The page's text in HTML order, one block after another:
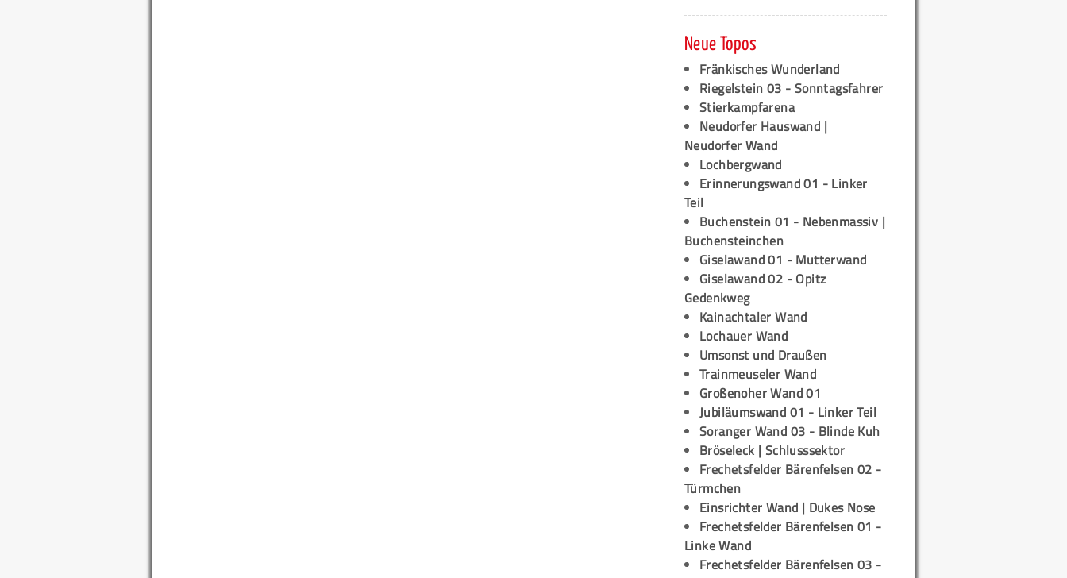
Neue Topos
Fränkisches Wunderland
Riegelstein 03 - Sonntagsfahrer
Stierkampfarena
Neudorfer Hauswand |
Neudorfer Wand
Lochbergwand
Erinnerungswand 01 - Linker
Teil
Buchenstein 01 - Nebenmassiv |
Buchensteinchen
Giselawand 01 - Mutterwand
Giselawand 02 - Opitz
Gedenkweg
Kainachtaler Wand
Lochauer Wand
Umsonst und Draußen
Trainmeuseler Wand
Großenoher Wand 01
Jubiläumswand 01 - Linker Teil
Soranger Wand 03 - Blinde Kuh
Bröseleck | Schlusssektor
Frechetsfelder Bärenfelsen 02 -
Türmchen
Einsrichter Wand | Dukes Nose
Frechetsfelder Bärenfelsen 01 -
Linke Wand
Frechetsfelder Bärenfelsen 03 -